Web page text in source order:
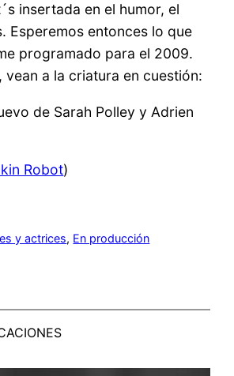
insertada en el humor, el
Esperemos entonces lo que
programado para el 2009.
vean a la criatura en cuestión:
Robot)
y actrices, En producción